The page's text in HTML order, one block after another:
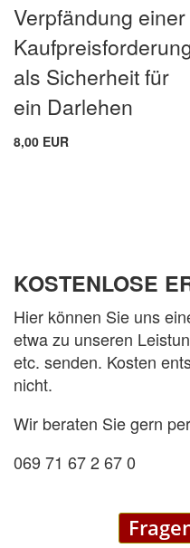
Verpfändung einer
als Sicherheit für
ein Darlehen
8,00 EUR
KOSTENLOSE
Hier können Sie uns
etwa zu unseren
etc. senden. Kosten
nicht.
Wir beraten Sie gern
069 71 67 2 67 0